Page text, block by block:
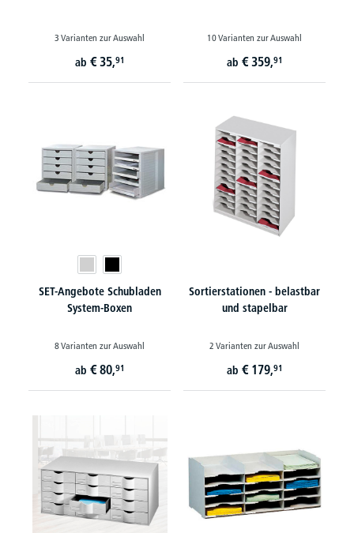
3 Varianten zur Auswahl
ab € 35,91
10 Varianten zur Auswahl
ab € 359,91
SET-Angebote Schubladen
System-Boxen
8 Varianten zur Auswahl
ab € 80,91
Sortierstationen - belastbar
und stapelbar
2 Varianten zur Auswahl
ab € 179,91